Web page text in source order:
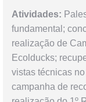
Atividades:
fundamental;
realização de
Ecolducks;
vistas técnicas
campanha de